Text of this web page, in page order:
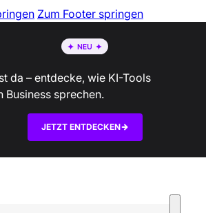
Zum Footer springen
da – entdecke, wie KI-Tools
Business sprechen.
JETZT ENTDECKEN